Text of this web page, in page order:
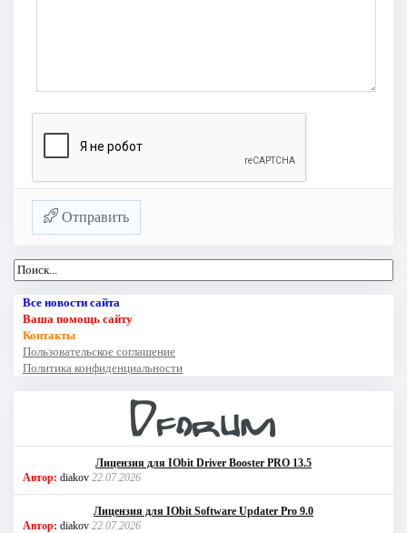
Отправить
Все новости сайта
Ваша помощь сайту
Контакты
Пользовательское соглашение
Политика конфиденциальности
Лицензия для IObit Driver Booster PRO 13.5
Автор: diakov 22.07.2026
Лицензия для IObit Software Updater Pro 9.0
Автор: diakov 22.07.2026